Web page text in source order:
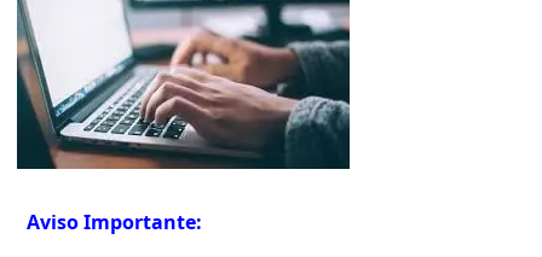
Aviso Importante: